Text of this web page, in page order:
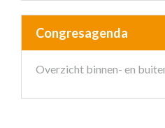
Congresagenda
Overzicht binnen- en